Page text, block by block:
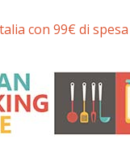
con 99€ di spesa